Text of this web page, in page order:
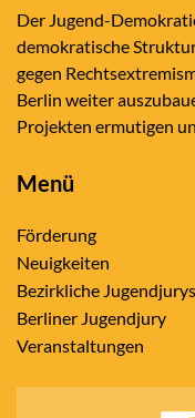
Der Jugend-
demokratische
gegen
Berlin weiter
Projekten ermutigen
Menü
Förderung
Neuigkeiten
Bezirkliche Jugendjurys
Berliner Jugendjury
Veranstaltungen